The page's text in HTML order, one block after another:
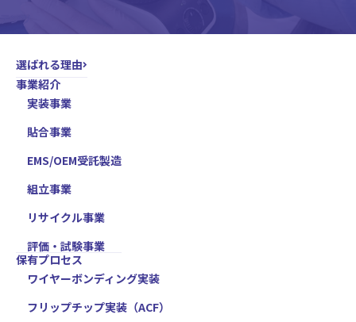
選ばれる理由
事業紹介
実装事業
貼合事業
EMS/OEM受託製造
組立事業
リサイクル事業
評価・試験事業
保有プロセス
ワイヤーボンディング実装
フリップチップ実装（ACF）